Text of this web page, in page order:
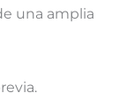
una amplia